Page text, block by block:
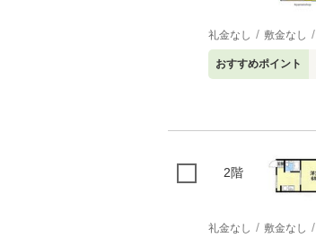
礼金なし 敷金なし
おすすめポイント
2階
礼金なし 敷金なし